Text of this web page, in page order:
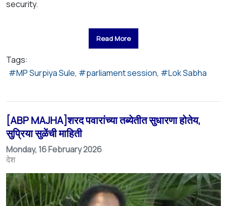
security.
Read More
Tags:
MP Surpiya Sule
parliament session Lok Sabha
[ABP MAJHA]शरद पवारांच्या तब्येतीत सुधारणा होतेय,
सुप्रिया सुळेंची माहिती
Monday, 16 February 2026
देश